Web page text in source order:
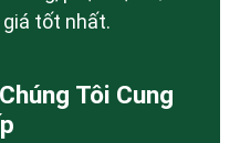
giá tốt nhất.
Tôi Cung